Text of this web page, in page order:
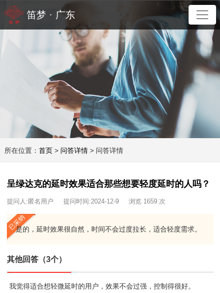
笛梦 · 广东
所在位置： 首页 > 问答详情 > 问答详情
呈绿达克的延时效果适合那些想要轻度延时的人吗？
提问人:匿名用户 提问时间:2024-12-9 浏览 1659 次
是的，延时效果很自然，时间不会过度拉长，适合轻度需求。
其他回答（3个）
我觉得适合想轻微延时的用户，效果不会过强，控制得很好。